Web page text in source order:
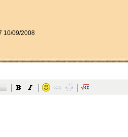
10/09/2008